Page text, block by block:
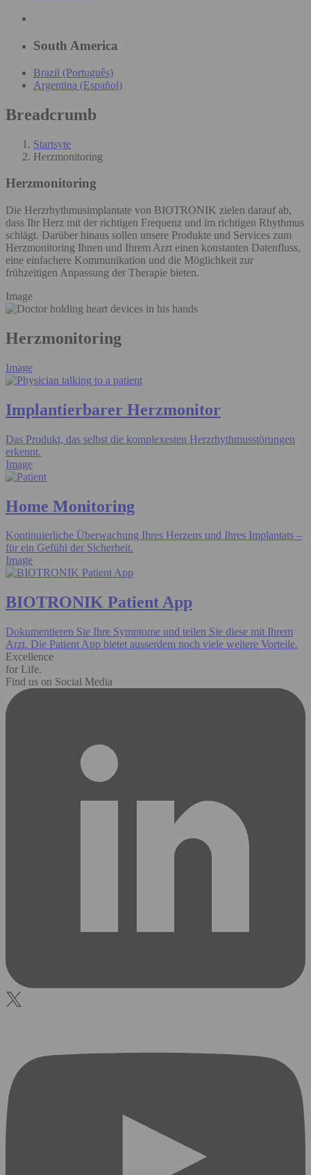
South America
Brazil (Português)
Argentina (Español)
Breadcrumb
Startsyte
Herzmonitoring
Herzmonitoring
Die Herzrhythmusimplantate von BIOTRONIK zielen darauf ab,
dass Ihr Herz mit der richtigen Frequenz und im richtigen Rhythmus
schlägt. Darüber hinaus sollen unsere Produkte und Services zum
Herzmonitoring Ihnen und Ihrem Arzt einen konstanten Datenfluss,
eine einfachere Kommunikation und die Möglichkeit zur
frühzeitigen Anpassung der Therapie bieten.
Image
Herzmonitoring
Image
Implantierbarer Herzmonitor
Das Produkt, das selbst die komplexesten Herzrhythmusstörungen
erkennt.
Image
Home Monitoring
Kontinuierliche Überwachung Ihres Herzens und Ihres Implantats –
für ein Gefühl der Sicherheit.
Image
BIOTRONIK Patient App
Dokumentieren Sie Ihre Symptome und teilen Sie diese mit Ihrem
Arzt. Die Patient App bietet ausserdem noch viele weitere Vorteile.
Excellence
for Life.
Find us on Social Media